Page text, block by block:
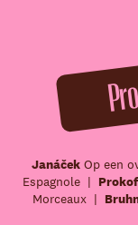
Janáček Op een
Espagnole |
Morceaux |